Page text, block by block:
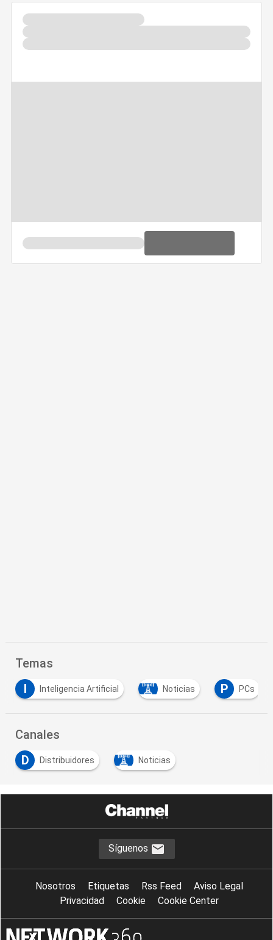
Temas
Inteligencia Artificial Noticias P PCs
Canales
D
Distribuidores Noticias
Síguenos
Nosotros Etiquetas Rss Feed
Aviso Legal
Privacidad
Cookie Cookie Center